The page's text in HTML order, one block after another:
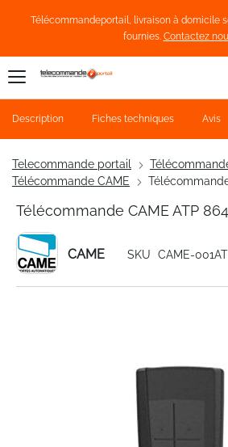
Télécommandeportail, livraison à domicile
fournies. Contactez
Telecommande portail
Télécommande CAME
Télécommande CAME ATP 864
CAME SKU CAME-
Description Fiches techniques Avis